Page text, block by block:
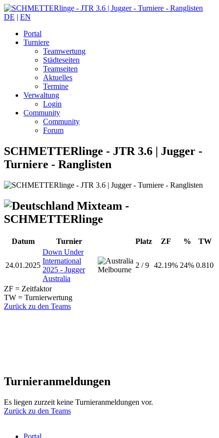
DE | EN
Portal
Turniere
Teamwertung
Städteseiten
Teamseiten
Aktuelles
Termine
Verwaltung
Login
Community
Community
Forum
SCHMETTERlinge - JTR 3.6 | Jugger -
Turniere - Ranglisten
Mixteam -
SCHMETTERlinge
Datum Turnier Platz ZF % TW
24.01.2025
Down Under
International
2025 - Jugger
Australia
Melbourne
2 / 9 42.19% 24% 0.810
ZF = Zeitfaktor
TW = Turnierwertung
Zurück zu den Teams
Turnieranmeldungen
Es liegen zurzeit keine Turnieranmeldungen vor.
Zurück zu den Teams
Portal